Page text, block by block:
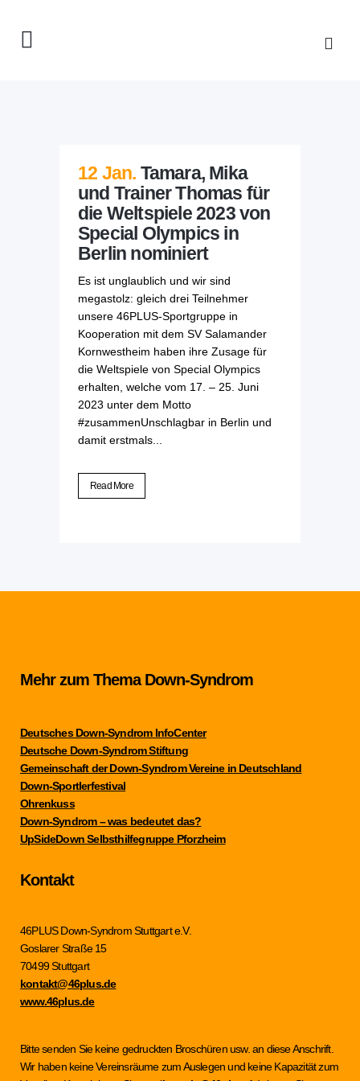
12 Jan. Tamara, Mika
und Trainer Thomas für
die Weltspiele 2023 von
Special Olympics in
Berlin nominiert
Es ist unglaublich und wir sind
megastolz: gleich drei Teilnehmer
unsere 46PLUS-Sportgruppe in
Kooperation mit dem SV Salamander
Kornwestheim haben ihre Zusage für
die Weltspiele von Special Olympics
erhalten, welche vom 17. – 25. Juni
2023 unter dem Motto
#zusammenUnschlagbar in Berlin und
damit erstmals...
Read More
Mehr zum Thema Down-Syndrom
Deutsches Down-Syndrom InfoCenter
Deutsche Down-Syndrom Stiftung
Gemeinschaft der Down-Syndrom Vereine in Deutschland
Down-Sportlerfestival
Ohrenkuss
Down-Syndrom – was bedeutet das?
UpSideDown Selbsthilfegruppe Pforzheim
Kontakt
46PLUS Down-Syndrom Stuttgart e.V.
Goslarer Straße 15
70499 Stuttgart
kontakt@46plus.de
www.46plus.de
Bitte senden Sie keine gedruckten Broschüren usw. an diese Anschrift.
Wir haben keine Vereinsräume zum Auslegen und keine Kapazität zum